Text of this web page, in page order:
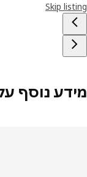
Skip
נוסף על